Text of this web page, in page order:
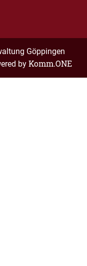
Göppingen
by Komm.ONE